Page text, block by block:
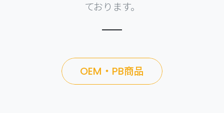
ております。
OEM・PB商品